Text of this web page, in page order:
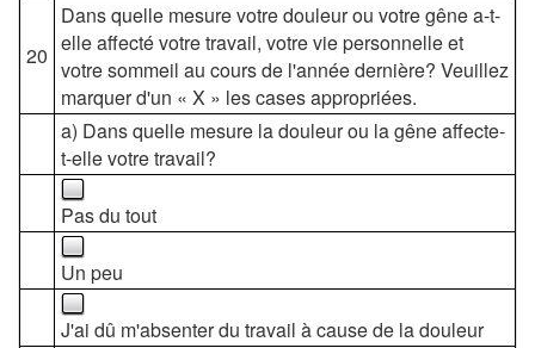
20
Dans quelle mesure votre douleur ou votre gêne a-t-
elle affecté votre travail, votre vie personnelle et
votre sommeil au cours de l'année dernière? Veuillez
marquer d'un « X » les cases appropriées.
a) Dans quelle mesure la douleur ou la gêne affecte-
t-elle votre travail?
Pas du tout
Un peu
J'ai dû m'absenter du travail à cause de la douleur